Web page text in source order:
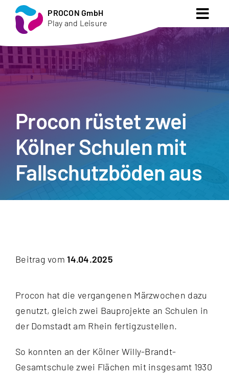
Zum
Inhalt
PROCON GmbH
Play and Leisure
Startseite
Vision
Produkte
Aktuelles
Karriere
Procon rüstet zwei
Kölner Schulen mit
Fallschutzböden aus
Beitrag vom14.04.2025
Procon hat die vergangenen Märzwochen dazu
genutzt, gleich zwei Bauprojekte an Schulen in
der Domstadt am Rhein fertigzustellen.
So konnten an der Kölner Willy-Brandt-
Gesamtschule zwei Flächen mit insgesamt 1930